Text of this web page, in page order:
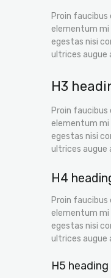
Proin faucibus
elementum mi
egestas nisi
ultrices augue
H3
Proin faucibus
elementum mi
egestas nisi
ultrices augue
H4
Proin faucibus
elementum mi
egestas nisi
ultrices augue
H5 heading